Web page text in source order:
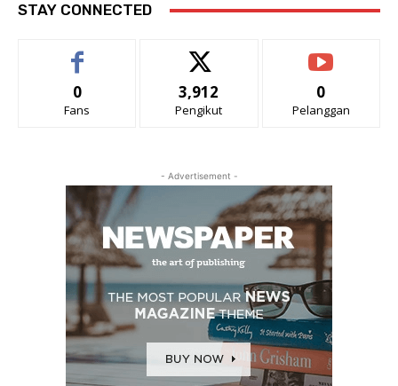
STAY CONNECTED
0
Fans
3,912
Pengikut
0
Pelanggan
- Advertisement -